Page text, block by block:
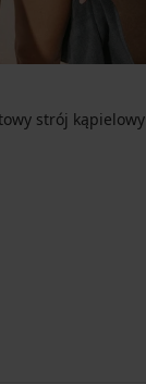
strój kąpielowy